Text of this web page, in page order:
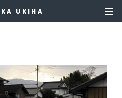
UKIHA